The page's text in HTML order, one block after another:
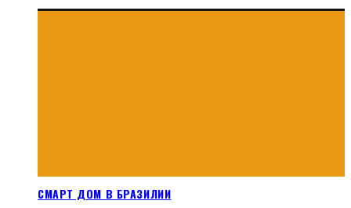
СМАРТ ДОМ В БРАЗИЛИИ